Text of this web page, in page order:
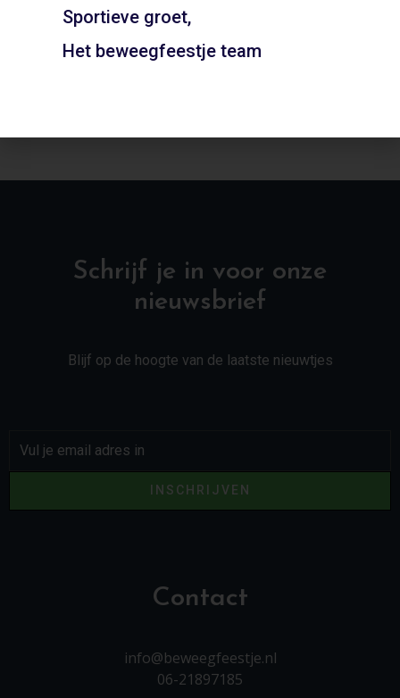
Gymzaal Capelacker –
Schrijf je in voor onze
nieuwsbrief
Blijf op de hoogte van de laatste nieuwtjes
INSCHRIJVEN
Contact
info@beweegfeestje.nl
06-21897185
Sportieve groet,
Het beweegfeestje team